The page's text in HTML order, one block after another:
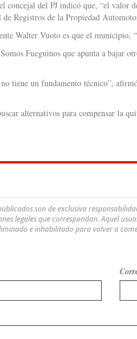
concejal del PJ indicó que, “el valor
Registros de la Propiedad
Walter Vuoto es que el municipio,
Fueguinos que apunta a bajar
tiene un fundamento técnico”,
alternativos para compensar la
son de exclusiva
legales que correspondan. Aquel
e inhabilitado para volver a